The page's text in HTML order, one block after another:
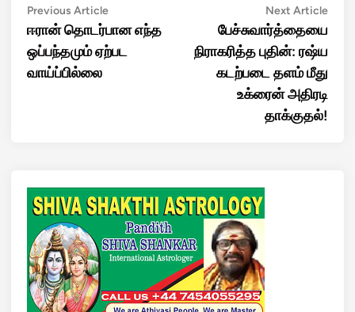
Post
navigation
Previous ArticlePrevious
article:
ஈரான் தொடர்பான எந்த
ஒப்பந்தமும் ஏற்பட
வாய்ப்பில்லை
Next ArticleNext
பேச்சுவார்த்தையை
நிராகரித்த புதின்: ரஷ்ய
கடற்படை தளம் மீது
உக்ரைன் அதிரடி
தாக்குதல்!